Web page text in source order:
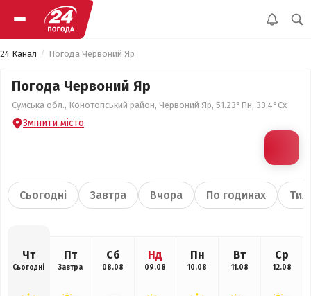
24 Канал Погода Червоний Яр
Погода Червоний Яр
Сумська обл., Конотопський район, Червоний Яр, 51.23°Пн, 33.4°Сх
Змінити місто
Сьогодні Завтра Вчора По годинах
Чт
Сьогодні
Пт
Завтра
Сб
08.08
Нд
09.08
Пн
10.08
Вт
11.08
Ср
12.08